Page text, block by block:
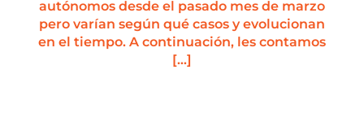
autónomos desde el pasado mes de marzo
pero varían según qué casos y evolucionan
en el tiempo. A continuación, les contamos
[…]